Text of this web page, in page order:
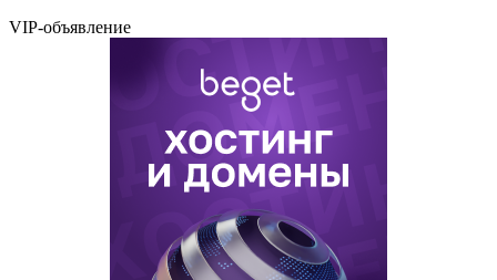
VIP-объявление